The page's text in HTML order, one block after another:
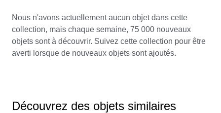
Nous n'avons actuellement aucun objet dans cette
collection, mais chaque semaine, 75 000 nouveaux
objets sont à découvrir. Suivez cette collection pour être
averti lorsque de nouveaux objets sont ajoutés.
Découvrez des objets similaires